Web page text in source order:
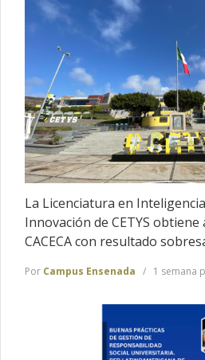
La Licenciatura en
Innovación de CETYS
CACECA con resultado
Por Campus Ensenada 1 semana